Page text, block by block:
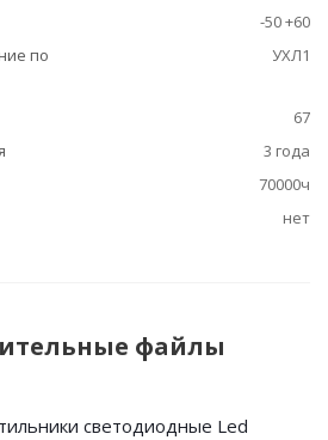
-50 +60
по
УХЛ1
67
3 года
70000ч
нет
файлы
светодиодные Led